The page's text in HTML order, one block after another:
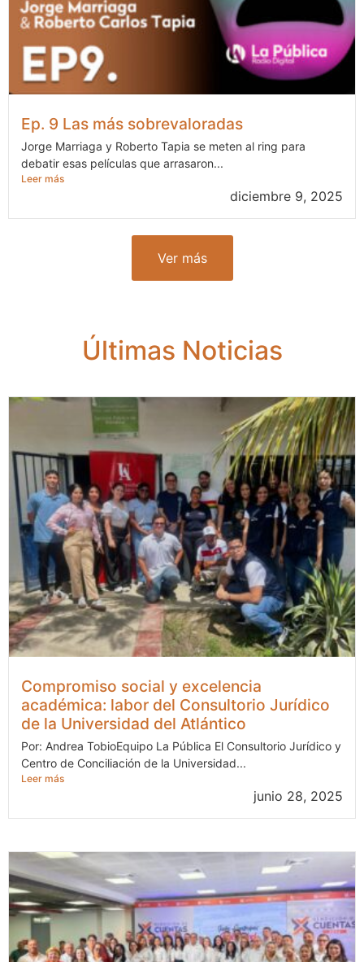
Ep. 9 Las más sobrevaloradas
Jorge Marriaga y Roberto Tapia se meten al ring para
debatir esas películas que arrasaron...
Leer más
diciembre 9, 2025
Ver más
Últimas Noticias
Compromiso social y excelencia
académica: labor del Consultorio Jurídico
de la Universidad del Atlántico
Por: Andrea TobioEquipo La Pública El Consultorio Jurídico y
Centro de Conciliación de la Universidad...
Leer más
junio 28, 2025